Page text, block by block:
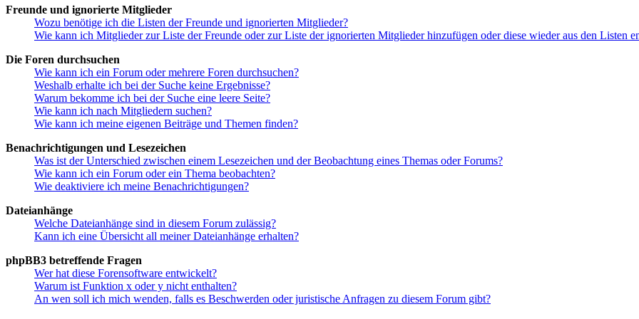
Freunde und ignorierte Mitglieder
Wozu benötige ich die Listen der Freunde und ignorierten Mitglieder?
Wie kann ich Mitglieder zur Liste der Freunde oder zur Liste der ignorierten Mitglieder hinzufügen oder diese wieder aus den Listen
Die Foren durchsuchen
Wie kann ich ein Forum oder mehrere Foren durchsuchen?
Weshalb erhalte ich bei der Suche keine Ergebnisse?
Warum bekomme ich bei der Suche eine leere Seite?
Wie kann ich nach Mitgliedern suchen?
Wie kann ich meine eigenen Beiträge und Themen finden?
Benachrichtigungen und Lesezeichen
Was ist der Unterschied zwischen einem Lesezeichen und der Beobachtung eines Themas oder Forums?
Wie kann ich ein Forum oder ein Thema beobachten?
Wie deaktiviere ich meine Benachrichtigungen?
Dateianhänge
Welche Dateianhänge sind in diesem Forum zulässig?
Kann ich eine Übersicht all meiner Dateianhänge erhalten?
phpBB3 betreffende Fragen
Wer hat diese Forensoftware entwickelt?
Warum ist Funktion x oder y nicht enthalten?
An wen soll ich mich wenden, falls es Beschwerden oder juristische Anfragen zu diesem Forum gibt?